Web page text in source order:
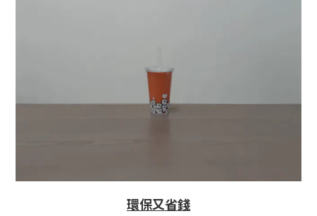
環保又省錢